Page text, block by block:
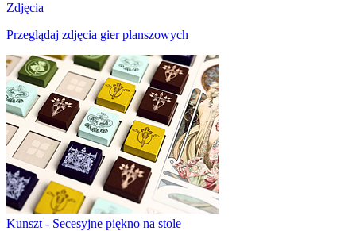
Zdjęcia
Przeglądaj zdjęcia gier planszowych
Kunszt - Secesyjne piękno na stole